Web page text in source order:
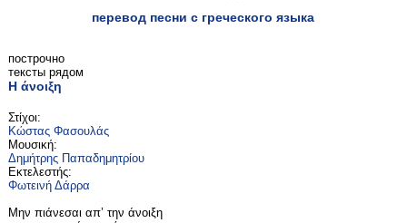
перевод песни с греческого языка
построчно
тексты рядом
Η άνοιξη
Στίχοι:
Κώστας Φασουλάς
Μουσική:
Δημήτρης Παπαδημητρίου
Εκτελεστής:
Φωτεινή Δάρρα
Μην πιάνεσαι απ’ την άνοιξη